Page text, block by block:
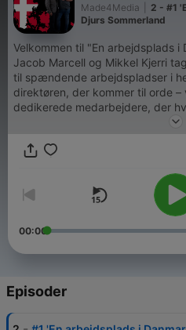
Made4Media
2 - #1
Djurs Sommerland
Velkommen til "En arbejdsplads
Jacob Marcell og Mikkel Kjerri
til spændende arbejdspladser i
direktøren, der kommer til orde
dedikerede medarbejdere, der
virksomhedens eller
tilsammen udgør "En
00:00
Episoder